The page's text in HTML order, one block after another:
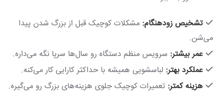
تشخیص زودهنگام: مشکلات کوچیک قبل از بزرگ شدن پیدا
می‌شن.
عمر بیشتر: سرویس منظم دستگاه رو سال‌ها سرپا نگه می‌داره.
عملکرد بهتر: لباسشویی همیشه با حداکثر کارایی کار می‌کنه.
هزینه کمتر: تعمیرات کوچیک جلوی هزینه‌های بزرگ رو می‌گیره.